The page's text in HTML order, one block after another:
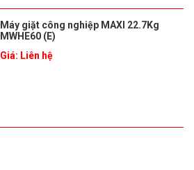
Máy giặt công nghiệp MAXI 22.7Kg
MWHE60 (E)
Giá: Liên hệ